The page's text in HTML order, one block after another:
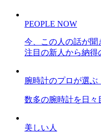
PEOPLE NOW
今、この人の話が聞
注目の新人から納得
腕時計のプロが選ぶ
数多の腕時計を日々
美しい人